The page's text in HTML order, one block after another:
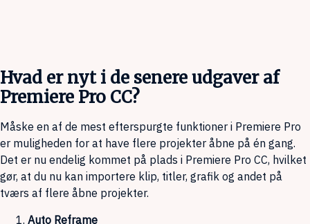
Hvad er nyt i de senere udgaver af
Premiere Pro CC?
Måske en af de mest efterspurgte funktioner i Premiere Pro
er muligheden for at have flere projekter åbne på én gang.
Det er nu endelig kommet på plads i Premiere Pro CC, hvilket
gør, at du nu kan importere klip, titler, grafik og andet på
tværs af flere åbne projekter.
Auto Reframe